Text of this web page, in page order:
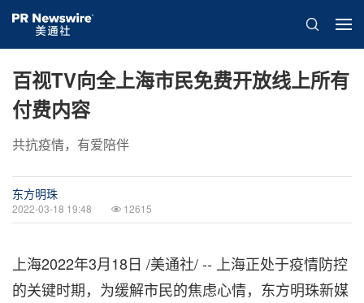
百视TV向全上海市民免费开放线上所有
付费内容
共抗疫情，有爱陪伴
东方明珠
2022-03-18 19:48 12615
上海2022年3月18日 /美通社/ -- 上海正处于疫情防控
的关键时期，为缓解市民的焦虑心情，东方明珠新媒